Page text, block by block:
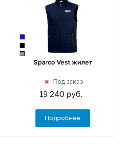
Sparco Vest жилет
Под заказ
19 240 руб.
Подробнее